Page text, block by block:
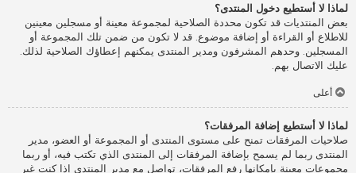
لماذا لا أستطيع دخول المنتدى؟
بعض المنتديات قد تكون محددة الصلاحية لمجموعة معينة أو مسجلين معينين
للاطلاع أو القراءة أو إضافة موضوع. قد لا تكون من ضمن تلك المجموعة أو
المسجلين. وحدهم المشرفون ومدير المنتدى يمكنهم إعطاؤك الصلاحية لذلك.
عليك الاتصال بهم.
أعلى
لماذا لا أستطيع إضافة المرفقات؟
صلاحيات المرفقات تمنح على مستوى المنتدى أو المجموعة أو العضو، مدير
المنتدى ربما لم يسمح بإضافة المرفقات إلى المنتدى الذي تكتب فيه، أو ربما
مجموعات معينة بإمكانها رفع المرفقات، تواصل مع مدير المنتدى إذا كنت غير